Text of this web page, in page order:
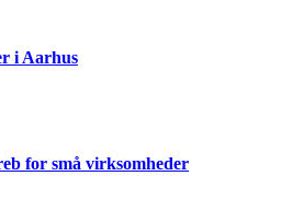
i Aarhus
for små virksomheder